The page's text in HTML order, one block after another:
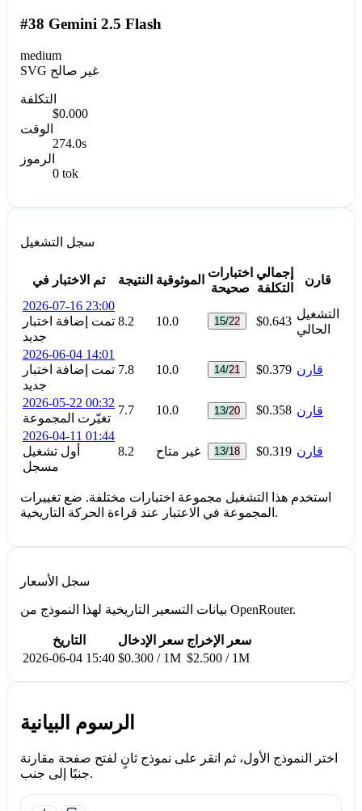
#38 Gemini 2.5 Flash
medium
SVG غير صالح
التكلفة
$0.000
الوقت
274.0s
الرموز
0 tok
سجل التشغيل
تم الاختبار في النتيجة الموثوقية
اختبارات
صحيحة
إجمالي
التكلفة
قارن
2026-07-16 23:00
تمت إضافة اختبار
جديد
8.2 10.0 15/22 $0.643
التشغيل
الحالي
2026-06-04 14:01
تمت إضافة اختبار
جديد
7.8 10.0 14/21 $0.379 قارن
2026-05-22 00:32
تغيّرت المجموعة
7.7 10.0 13/20 $0.358 قارن
2026-04-11 01:44
أول تشغيل
مسجل
8.2 غير متاح 13/18 $0.319 قارن
استخدم هذا التشغيل مجموعة اختبارات مختلفة. ضع تغييرات
المجموعة في الاعتبار عند قراءة الحركة التاريخية.
سجل الأسعار
بيانات التسعير التاريخية لهذا النموذج من OpenRouter.
التاريخ سعر الإدخال سعر الإخراج
2026-06-04 15:40 $0.300 / 1M $2.500 / 1M
الرسوم البيانية
اختر النموذج الأول، ثم انقر على نموذج ثانٍ لفتح صفحة مقارنة
جنبًا إلى جنب.